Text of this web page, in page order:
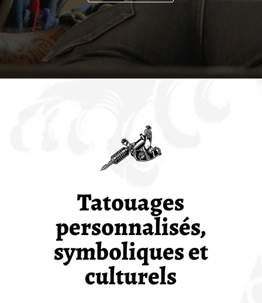
Tatouages
personnalisés,
symboliques et
culturels